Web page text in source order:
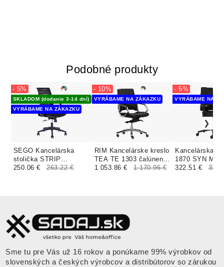
Podobné produkty
SEGO Kancelárska
stolička STRIP
čalúnenie LAANE
SKLADOM (dodanie 3-14 dní)
VYRÁBAME NA ZÁKAZKU
- 5%
250.06 € 263.22 €
RIM Kancelárske kreslo
TEA TE 1303 čalúnenie
FAME, STEP
VYRÁBAME NA ZÁKAZKU
- 10%
1 053.86 € 1 170.96 €
Kancelárska
1870 SYN
čalúnenie
VYRÁBAME NA
- 5%
322.51 €
Sme tu pre Vás už 16 rokov a ponúkame 99% výrobkov od
slovenských a českých výrobcov a distribútorov so zárukou